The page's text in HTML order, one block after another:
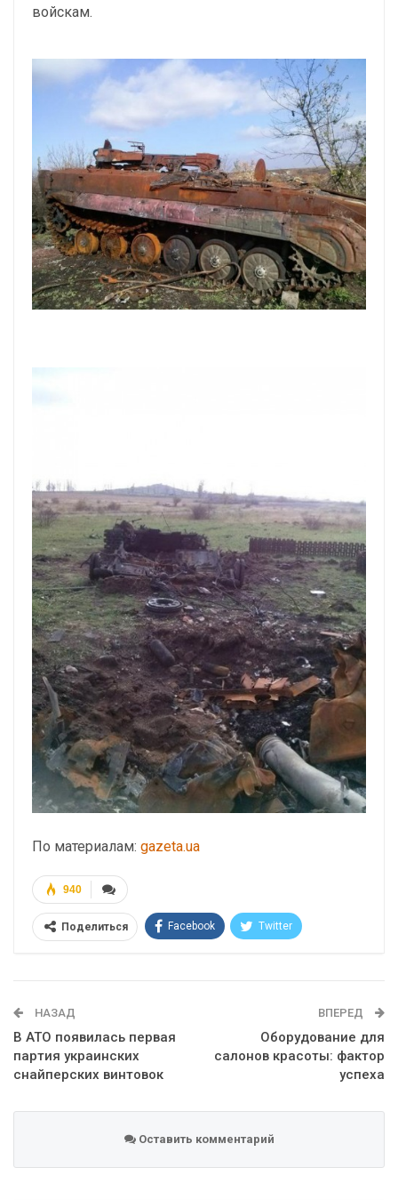
войскам.
По материалам: gazeta.ua
940
Поделиться Facebook Twitter
НАЗАД
В АТО появилась первая
партия украинских
снайперских винтовок
ВПЕРЕД
Оборудование для
салонов красоты: фактор
успеха
Оставить комментарий